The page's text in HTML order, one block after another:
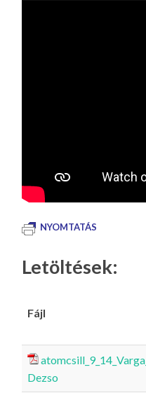
NYOMTATÁS
Letöltések:
Fájl
atomcsill_9_14_Varga_
Dezso